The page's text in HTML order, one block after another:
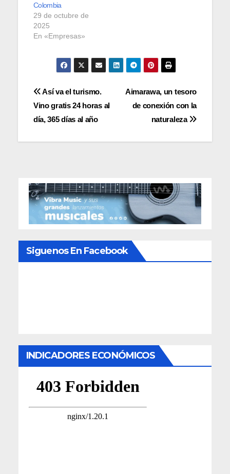
Colombia
29 de octubre de
2025
En «Empresas»
Navegación
de
entradas
Aimarawa, un tesoro
de conexión con la
naturaleza
Así va el turismo.
Vino gratis 24 horas al
día, 365 días al año
Siguenos En Facebook
INDICADORES ECONÓMICOS